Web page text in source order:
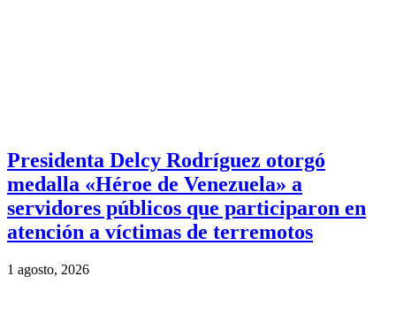
Presidenta Delcy Rodríguez otorgó
medalla «Héroe de Venezuela» a
servidores públicos que participaron en
atención a víctimas de terremotos
1 agosto, 2026